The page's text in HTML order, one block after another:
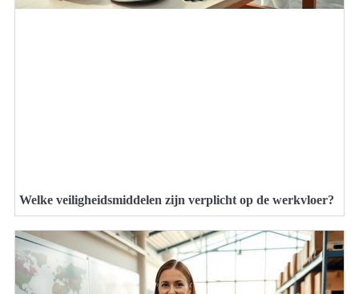
Welke veiligheidsmiddelen zijn verplicht op de werkvloer?